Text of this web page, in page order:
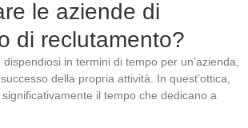
le aziende di
di reclutamento?
in termini di tempo per un’azienda,
della propria attività. In quest’ottica,
il tempo che dedicano a